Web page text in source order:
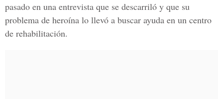
pasado en una entrevista que se descarriló y que su
problema de heroína lo llevó a buscar ayuda en un centro
de rehabilitación.